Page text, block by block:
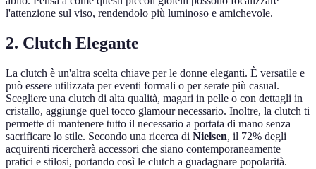
l'attenzione sul viso, rendendolo più luminoso e amichevole.
2. Clutch Elegante
La clutch è un'altra scelta chiave per le donne eleganti. È versatile e
può essere utilizzata per eventi formali o per serate più casual.
Scegliere una clutch di alta qualità, magari in pelle o con dettagli in
cristallo, aggiunge quel tocco glamour necessario. Inoltre, la clutch ti
permette di mantenere tutto il necessario a portata di mano senza
sacrificare lo stile. Secondo una ricerca di Nielsen, il 72% degli
acquirenti ricercherà accessori che siano contemporaneamente
pratici e stilosi, portando così le clutch a guadagnare popolarità.